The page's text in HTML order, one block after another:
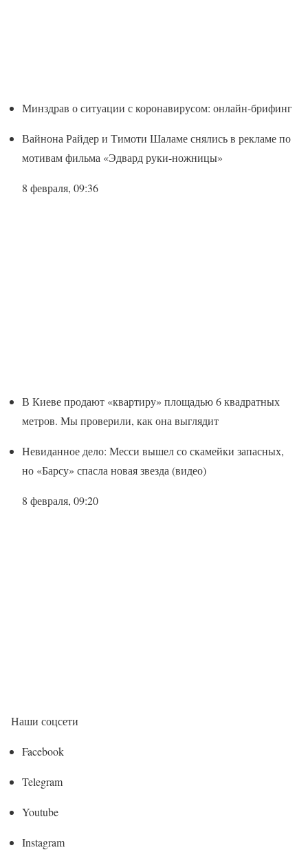
Минздрав о ситуации с коронавирусом: онлайн-брифинг
Вайнона Райдер и Тимоти Шаламе снялись в рекламе по
мотивам фильма «Эдвард руки-ножницы»
8 февраля, 09:36
В Киеве продают «квартиру» площадью 6 квадратных
метров. Мы проверили, как она выглядит
Невиданное дело: Месси вышел со скамейки запасных,
но «Барсу» спасла новая звезда (видео)
8 февраля, 09:20
Наши соцсети
Facebook
Telegram
Youtube
Instagram